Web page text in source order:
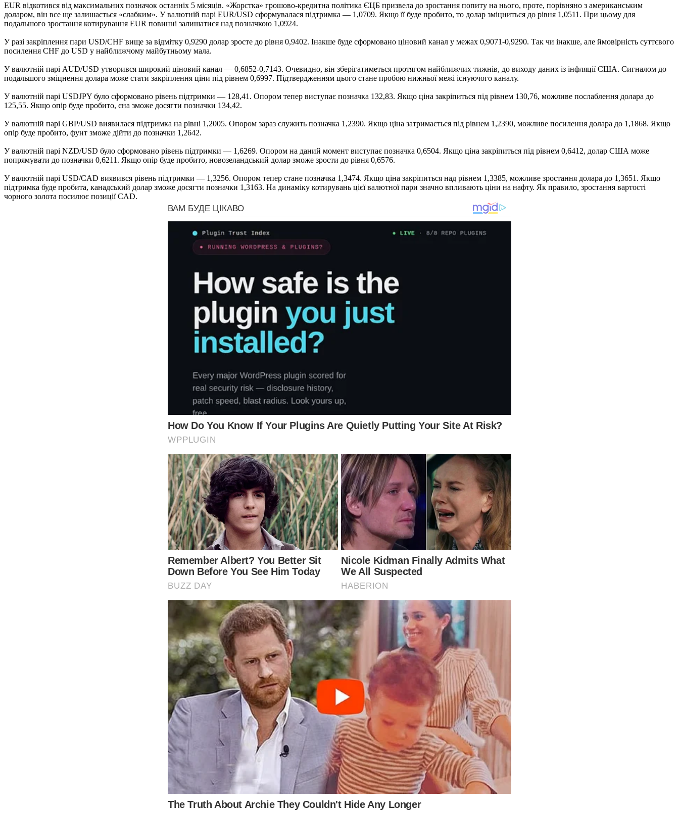
EUR відкотився від максимальних позначок останніх 5 місяців. «Жорстка» грошово-кредитна політика ЄЦБ призвела до зростання попиту на нього, проте, порівняно з американським
доларом, він все ще залишається «слабким». У валютній парі EUR/USD сформувалася підтримка — 1,0709. Якщо її буде пробито, то долар зміцниться до рівня 1,0511. При цьому для
подальшого зростання котирування EUR повинні залишатися над позначкою 1,0924.
У разі закріплення пари USD/CHF вище за відмітку 0,9290 долар зросте до рівня 0,9402. Інакше буде сформовано ціновий канал у межах 0,9071-0,9290. Так чи інакше, але ймовірність суттєвого
посилення CHF до USD у найближчому майбутньому мала.
У валютній парі AUD/USD утворився широкий ціновий канал — 0,6852-0,7143. Очевидно, він зберігатиметься протягом найближчих тижнів, до виходу даних із інфляції США. Сигналом до
подальшого зміцнення долара може стати закріплення ціни під рівнем 0,6997. Підтвердженням цього стане пробою нижньої межі існуючого каналу.
У валютній парі USDJPY було сформовано рівень підтримки — 128,41. Опором тепер виступає позначка 132,83. Якщо ціна закріпиться під рівнем 130,76, можливе послаблення долара до
125,55. Якщо опір буде пробито, єна зможе досягти позначки 134,42.
У валютній парі GBP/USD виявилася підтримка на рівні 1,2005. Опором зараз служить позначка 1,2390. Якщо ціна затримається під рівнем 1,2390, можливе посилення долара до 1,1868. Якщо
опір буде пробито, фунт зможе дійти до позначки 1,2642.
У валютній парі NZD/USD було сформовано рівень підтримки — 1,6269. Опором на даний момент виступає позначка 0,6504. Якщо ціна закріпиться під рівнем 0,6412, долар США може
попрямувати до позначки 0,6211. Якщо опір буде пробито, новозеландський долар зможе зрости до рівня 0,6576.
У валютній парі USD/CAD виявився рівень підтримки — 1,3256. Опором тепер стане позначка 1,3474. Якщо ціна закріпиться над рівнем 1,3385, можливе зростання долара до 1,3651. Якщо
підтримка буде пробита, канадський долар зможе досягти позначки 1,3163. На динаміку котирувань цієї валютної пари значно впливають ціни на нафту. Як правило, зростання вартості
чорного золота посилює позиції CAD.